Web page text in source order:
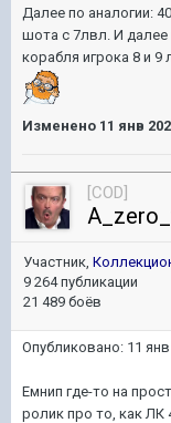
Далее по аналогии:
шота с 7лвл. И далее
корабля игрока 8 и 9
Изменено 11 янв
[COD]
Участник,
9 264 публикации
21 489 боёв
Опубликовано: 11
Емнип где-то на
ролик про то, как ЛК